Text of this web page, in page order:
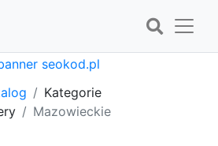
Kategorie
Mazowieckie